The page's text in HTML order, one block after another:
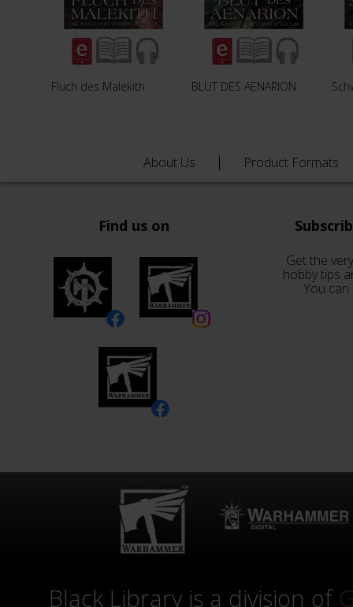
Fluch des Malekith BLUT DES AENARION
About Us Product Formats
Find us on
Get the
hobby tips
You
Black Library is a division of